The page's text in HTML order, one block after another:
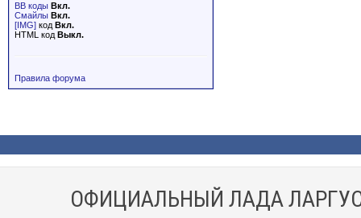
BB коды Вкл.
Смайлы Вкл.
[IMG] код Вкл.
HTML код Выкл.
Правила форума
ОФИЦИАЛЬНЫЙ ЛАДА